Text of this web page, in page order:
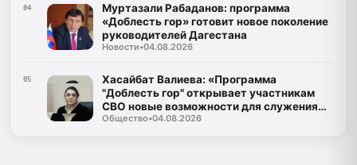
04
Муртазали Рабаданов: программа
«Доблесть гор» готовит новое поколение
руководителей Дагестана
Новости•04.08.2026
05
Хасайбат Валиева: «Программа
"Доблесть гор" открывает участникам
СВО новые возможности для служения
Дагестану»
Общество•04.08.2026